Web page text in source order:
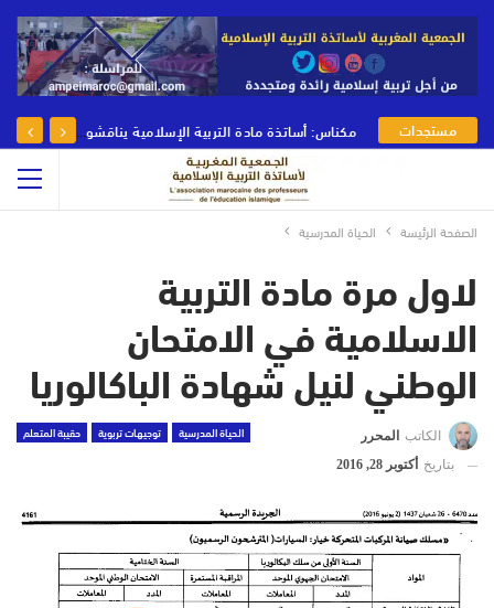
مستجدات
الجمعية
مكناس: أساتذة مادة التربية الإسلامية يناقشون رهانات وأدوار مادة التربية الإسلامية في يومها الوطني
الصفحة الرئيسة الحياة المدرسية
لاول مرة مادة التربية
الاسلامية في الامتحان
الوطني لنيل شهادة الباكالوريا
الحياة المدرسية توجيهات تربوية حقيبة المتعلم الكاتب
المحرر
بتاريخ أكتوبر 28, 2016